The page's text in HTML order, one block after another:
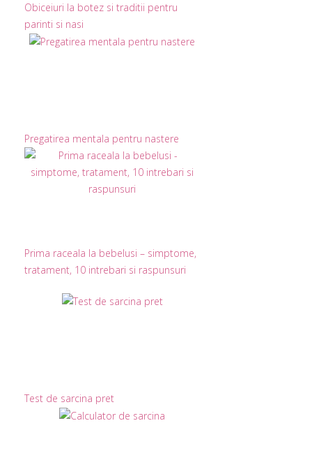
Obiceiuri la botez si traditii pentru
parinti si nasi
Pregatirea mentala pentru nastere
Prima raceala la bebelusi – simptome,
tratament, 10 intrebari si raspunsuri
Test de sarcina pret